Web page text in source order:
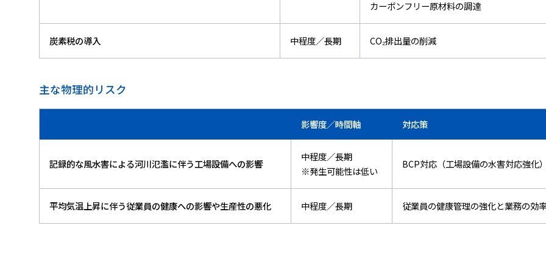
カーボンフリー原材料の調達
炭素税の導入 中程度／長期 CO₂排出量の削減
主な物理的リスク
影響度／時間軸 対応策
記録的な風水害による河川氾濫に伴う工場設備への影響
中程度／長期
※発生可能性は低い
BCP対応（工場設備の水害対応強化
平均気温上昇に伴う従業員の健康への影響や生産性の悪化 中程度／長期 従業員の健康管理の強化と業務の効